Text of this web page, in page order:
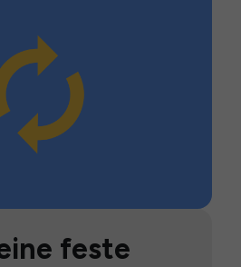
feste